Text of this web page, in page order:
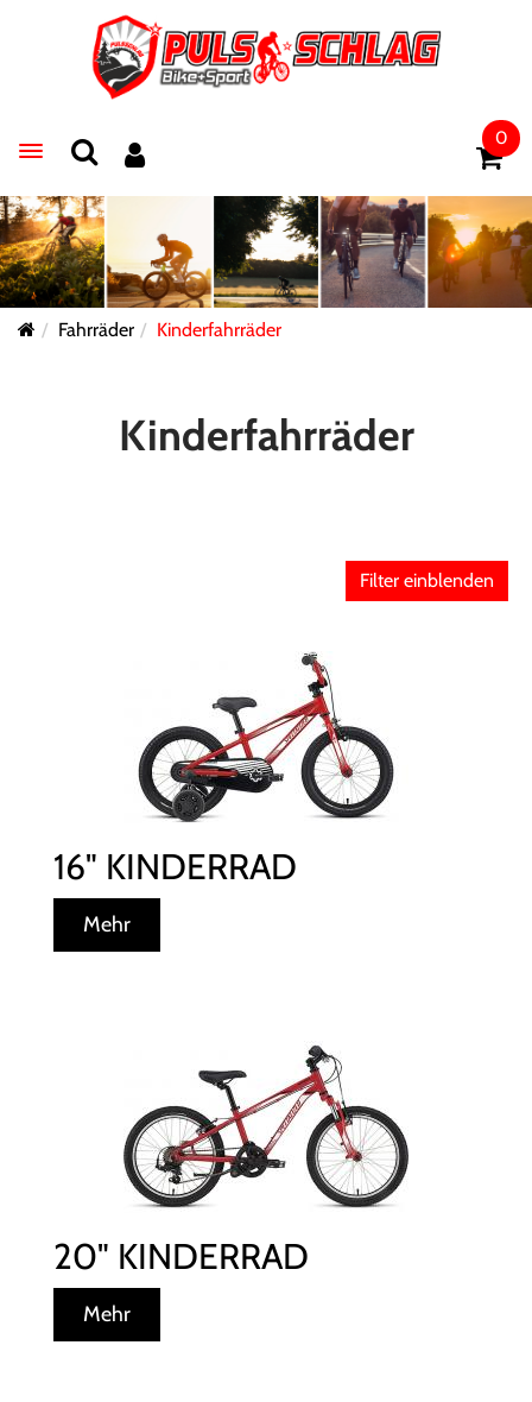
Toggle navigation
0
Fahrräder Kinderfahrräder
Kinderfahrräder
Filter einblenden
16" KINDERRAD
Mehr
20" KINDERRAD
Mehr